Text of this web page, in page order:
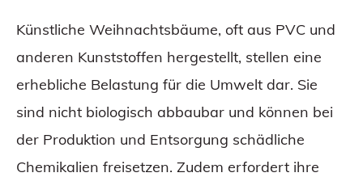
Künstliche Weihnachtsbäume, oft aus PVC und
anderen Kunststoffen hergestellt, stellen eine
erhebliche Belastung für die Umwelt dar. Sie
sind nicht biologisch abbaubar und können bei
der Produktion und Entsorgung schädliche
Chemikalien freisetzen. Zudem erfordert ihre